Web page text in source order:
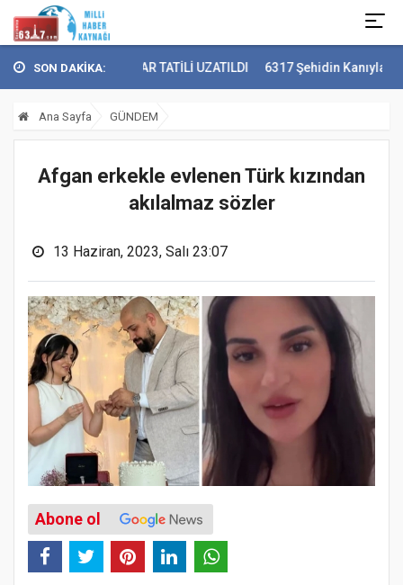
SON DAKİKA:
GAZİANTEP'TE KAR TATİLİ UZATILDI 6317 Şehidin Kanıyla Yazılan
Ana Sayfa GÜNDEM
Afgan erkekle evlenen Türk kızından
akılalmaz sözler
13 Haziran, 2023, Salı 23:07
Abone ol